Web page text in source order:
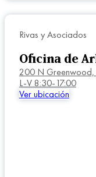
Rivas y Asociados
Oficina de
200 N Greenwood,
L-V 8:30-17:00
Ver ubicación